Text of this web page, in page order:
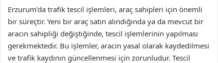
Erzurum’da trafik tescil işlemleri, araç sahipleri için önemli
bir süreçtir. Yeni bir araç satın alındığında ya da mevcut bir
aracın sahipliği değiştiğinde, tescil işlemlerinin yapılması
gerekmektedir. Bu işlemler, aracın yasal olarak kaydedilmesi
ve trafik kaydının güncellenmesi için zorunludur. Tescil